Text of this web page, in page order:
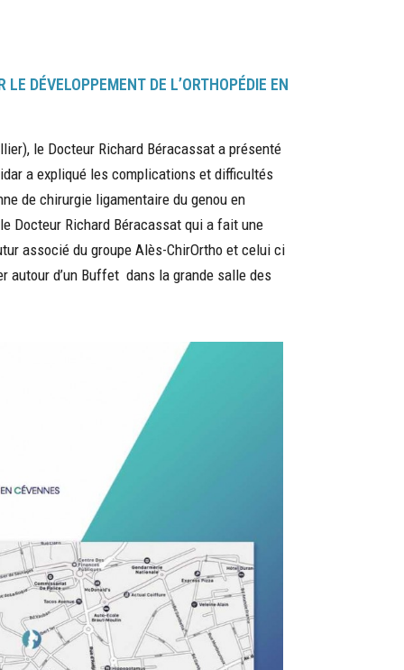
DÉVELOPPEMENT DE L’ORTHOPÉDIE EN
le Docteur Richard Béracassat a présenté
a expliqué les complications et difficultés
de chirurgie ligamentaire du genou en
Docteur Richard Béracassat qui a fait une
associé du groupe Alès-ChirOrtho et celui ci
autour d’un Buffet dans la grande salle des